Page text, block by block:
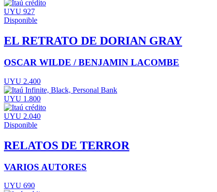
UYU 927
Disponible
EL RETRATO DE DORIAN GRAY
OSCAR WILDE / BENJAMIN LACOMBE
UYU 2.400
UYU 1.800
UYU 2.040
Disponible
RELATOS DE TERROR
VARIOS AUTORES
UYU 690